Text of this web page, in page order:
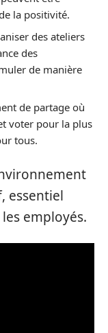
la positivité.
des ateliers
des
de manière
de partage où
voter pour la plus
tous.
essentiel
employés.